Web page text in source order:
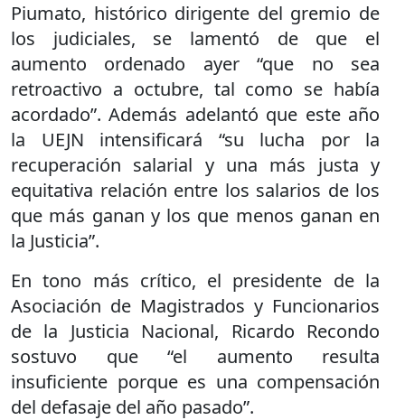
Piumato, histórico dirigente del gremio de
los judiciales, se lamentó de que el
aumento ordenado ayer “que no sea
retroactivo a octubre, tal como se había
acordado”. Además adelantó que este año
la UEJN intensificará “su lucha por la
recuperación salarial y una más justa y
equitativa relación entre los salarios de los
que más ganan y los que menos ganan en
la Justicia”.
En tono más crítico, el presidente de la
Asociación de Magistrados y Funcionarios
de la Justicia Nacional, Ricardo Recondo
sostuvo que “el aumento resulta
insuficiente porque es una compensación
del defasaje del año pasado”.